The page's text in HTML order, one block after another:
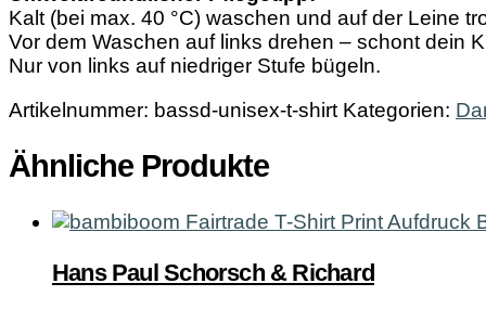
Kalt (bei max. 40 °C) waschen und auf der Leine
Vor dem Waschen auf links drehen – schont dein
Nur von links auf niedriger Stufe bügeln.
Artikelnummer: bassd-unisex-t-shirt Kategorien:
Ähnliche Produkte
Hans Paul Schorsch & Richard